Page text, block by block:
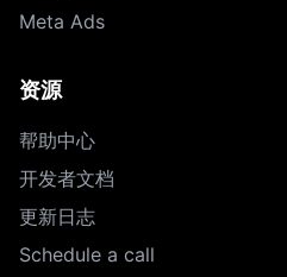
Meta Ads
资源
帮助中心
开发者文档
更新日志
Schedule a call